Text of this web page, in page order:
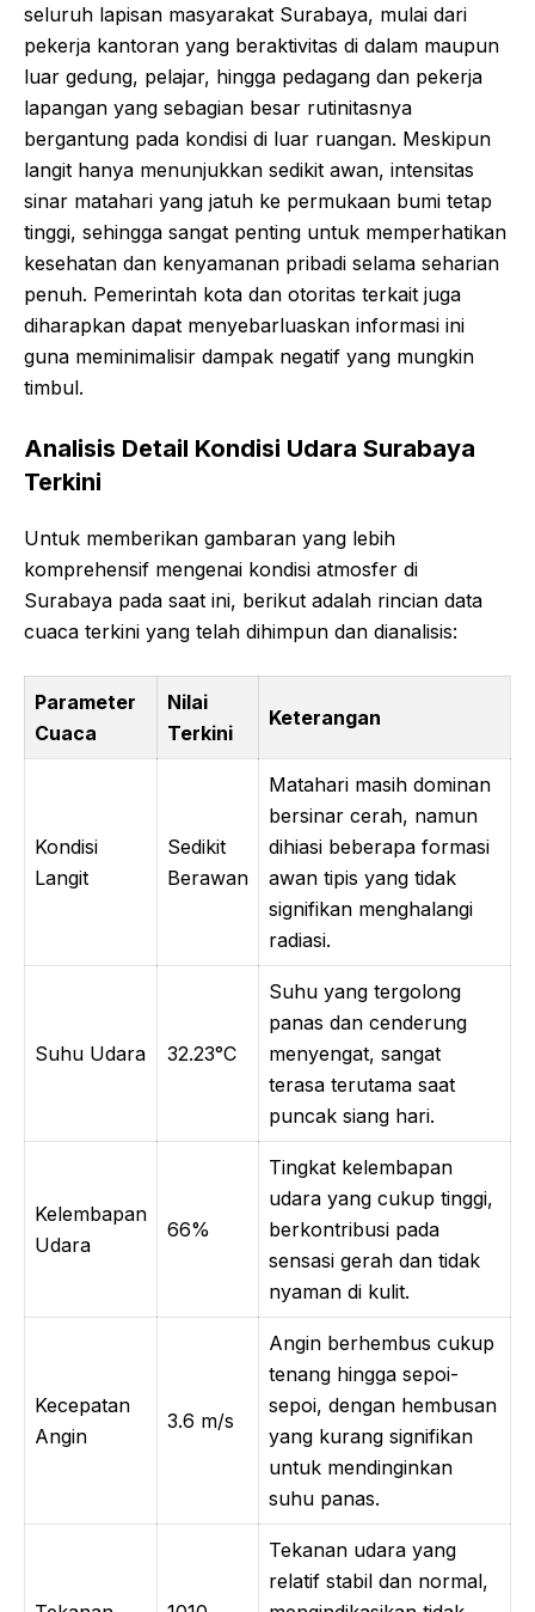
seluruh lapisan masyarakat Surabaya, mulai dari
pekerja kantoran yang beraktivitas di dalam maupun
luar gedung, pelajar, hingga pedagang dan pekerja
lapangan yang sebagian besar rutinitasnya
bergantung pada kondisi di luar ruangan. Meskipun
langit hanya menunjukkan sedikit awan, intensitas
sinar matahari yang jatuh ke permukaan bumi tetap
tinggi, sehingga sangat penting untuk memperhatikan
kesehatan dan kenyamanan pribadi selama seharian
penuh. Pemerintah kota dan otoritas terkait juga
diharapkan dapat menyebarluaskan informasi ini
guna meminimalisir dampak negatif yang mungkin
timbul.
Analisis Detail Kondisi Udara Surabaya
Terkini
Untuk memberikan gambaran yang lebih
komprehensif mengenai kondisi atmosfer di
Surabaya pada saat ini, berikut adalah rincian data
cuaca terkini yang telah dihimpun dan dianalisis:
Parameter
Cuaca
Nilai
Terkini
Keterangan
Kondisi
Langit
Sedikit
Berawan
Matahari masih dominan
bersinar cerah, namun
dihiasi beberapa formasi
awan tipis yang tidak
signifikan menghalangi
radiasi.
Suhu Udara 32.23°C
Suhu yang tergolong
panas dan cenderung
menyengat, sangat
terasa terutama saat
puncak siang hari.
Kelembapan
Udara
66%
Tingkat kelembapan
udara yang cukup tinggi,
berkontribusi pada
sensasi gerah dan tidak
nyaman di kulit.
Kecepatan
Angin
3.6 m/s
Angin berhembus cukup
tenang hingga sepoi-
sepoi, dengan hembusan
yang kurang signifikan
untuk mendinginkan
suhu panas.
Tekanan udara yang
relatif stabil dan normal,